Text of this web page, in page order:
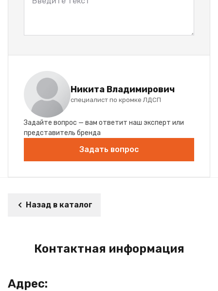
Никита Владимирович
специалист по кромке ЛДСП
Задайте вопрос — вам ответит наш эксперт или
представитель бренда
Задать вопрос
Назад в каталог
Контактная информация
Адрес: